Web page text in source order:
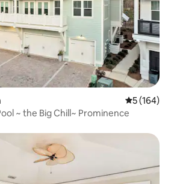
5 av 5 i
5 (164)
~ the Big Chill~ Prominence